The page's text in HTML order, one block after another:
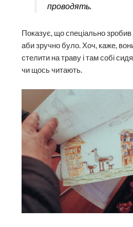
проводять.
Показує, що спеціально
аби зручно було. Хоч, каже,
стелити на траву і там собі
чи щось читають.